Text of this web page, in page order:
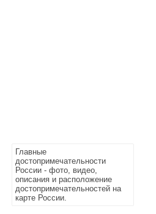
Главные
достопримечательности
России - фото, видео,
описания и расположение
достопримечательностей на
карте России.